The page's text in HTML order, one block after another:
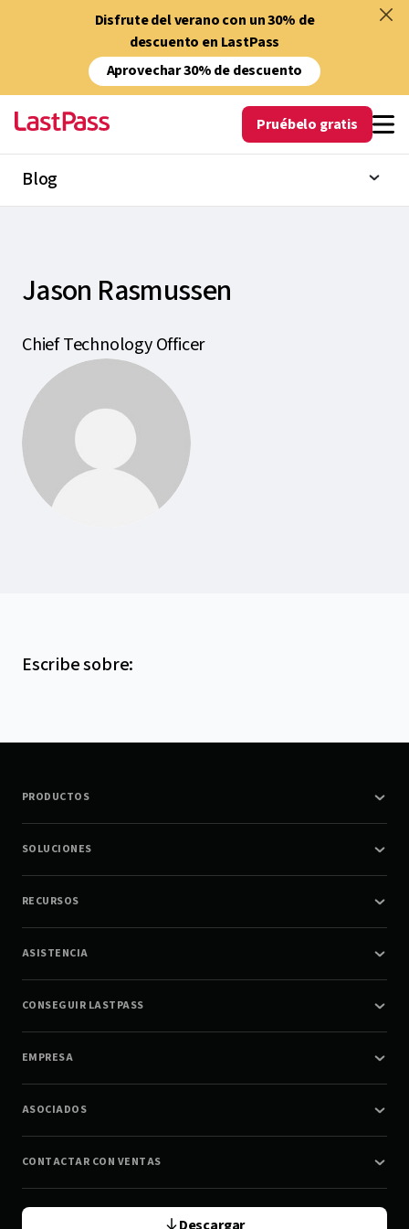
Disfrute del verano con un 30% de
descuento en LastPass
Aprovechar 30% de descuento
Pruébelo gratis
Blog
Jason Rasmussen
Chief Technology Officer
Escribe sobre:
PRODUCTOS
SOLUCIONES
RECURSOS
ASISTENCIA
CONSEGUIR LASTPASS
EMPRESA
ASOCIADOS
CONTACTAR CON VENTAS